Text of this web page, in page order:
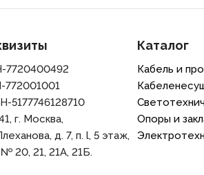
7720400492
772001001
5177746128710
г. Москва,
д. 7, п. l, 5 этаж,
№ 20, 21, 21A, 21Б.
Каталог
Кабель и
Опоры и